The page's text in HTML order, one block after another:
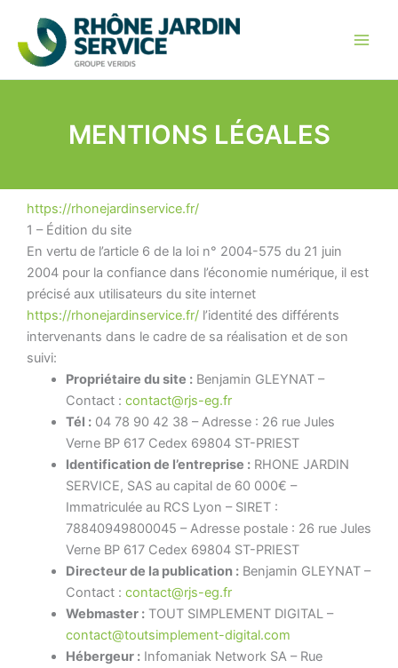
Panneau de gestion des cookies
contenu
MENTIONS LÉGALES
https://rhonejardinservice.fr/
1 – Édition du site
En vertu de l’article 6 de la loi n° 2004-575 du 21 juin
2004 pour la confiance dans l’économie numérique, il est
précisé aux utilisateurs du site internet
https://rhonejardinservice.fr/ l’identité des différents
intervenants dans le cadre de sa réalisation et de son
suivi:
Propriétaire du site :Benjamin GLEYNAT –
Contact : contact@rjs-eg.fr
Tél :04 78 90 42 38 – Adresse : 26 rue Jules
Verne BP 617 Cedex 69804 ST-PRIEST
Identification de l’entreprise :RHONE JARDIN
SERVICE, SAS au capital de 60 000€ –
Immatriculée au RCS Lyon – SIRET :
78840949800045 – Adresse postale : 26 rue Jules
Verne BP 617 Cedex 69804 ST-PRIEST
Directeur de la publication :Benjamin GLEYNAT –
Contact : contact@rjs-eg.fr
Webmaster :TOUT SIMPLEMENT DIGITAL –
contact@toutsimplement-digital.com
Hébergeur :Infomaniak Network SA – Rue